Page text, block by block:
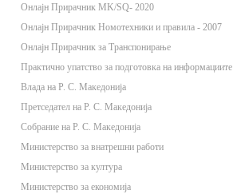
Онлaјн Прирачник MK/SQ- 2020
Онлаjн Прирачник Номотехники и правила - 2007
Онлаjн Прирачник за Транспонирање
Практично упатство за подготовка на информациите
Влада на Р. С. Македонија
Претседател на Р. С. Македонија
Собрание на Р. С. Македонија
Министерство за внатрешни работи
Министерство за култура
Министерство за економија